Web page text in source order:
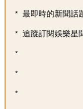
最即時的新聞
追蹤訂閱娛樂